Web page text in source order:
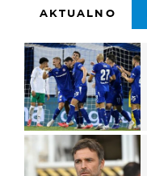
AKTUALNO